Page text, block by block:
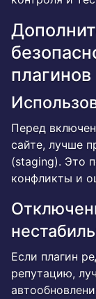
плагинов
Перед
сайте, лучше
(staging). Это
конфликты и
Если плагин
репутацию,